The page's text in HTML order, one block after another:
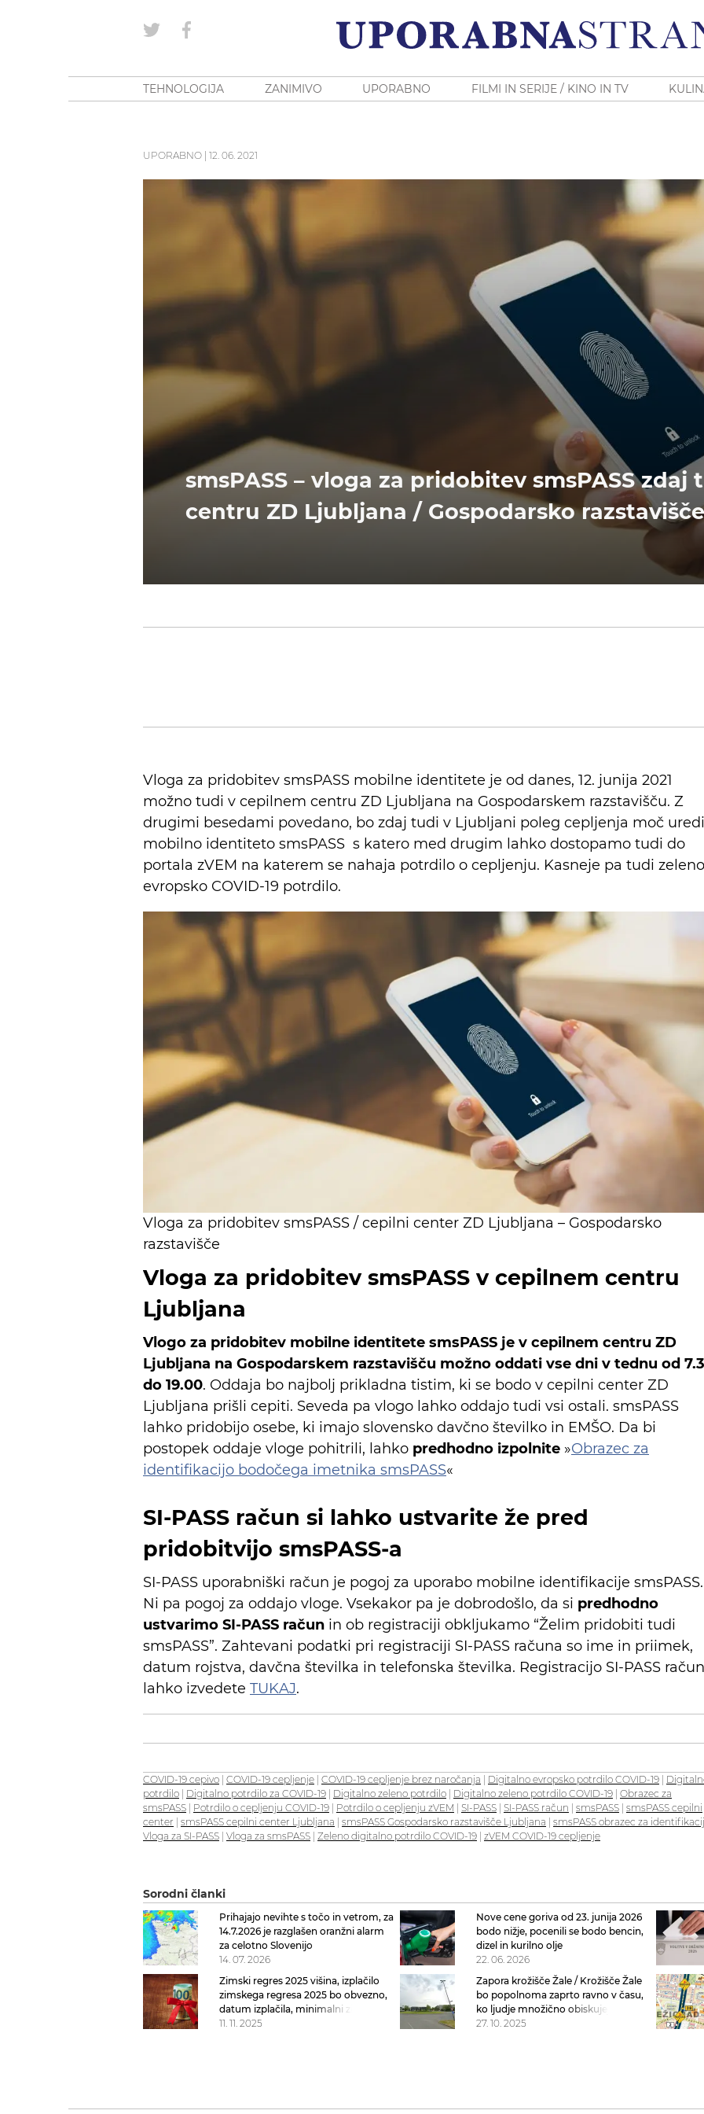
TEHNOLOGIJA ZANIMIVO UPORABNO FILMI IN SERIJE / KINO IN TV
UPORABNO 12. 06. 2021
smsPASS – vloga za pridobitev smsPASS
centru ZD Ljubljana / Gospodarsko razstavišče
Vloga za pridobitev smsPASS mobilne identitete je od danes, 12. junija 2021
možno tudi v cepilnem centru ZD Ljubljana na Gospodarskem razstavišču. Z
drugimi besedami povedano, bo zdaj tudi v Ljubljani poleg cepljenja moč
mobilno identiteto smsPASS s katero med drugim lahko dostopamo tudi do
portala zVEM na katerem se nahaja potrdilo o cepljenju. Kasneje pa tudi zeleno
evropsko COVID-19 potrdilo.
Vloga za pridobitev smsPASS / cepilni center ZD Ljubljana – Gospodarsko
razstavišče
Vloga za pridobitev smsPASS v cepilnem centru
Ljubljana
Vlogo za pridobitev mobilne identitete smsPASS je v cepilnem centru ZD
Ljubljana na Gospodarskem razstavišču možno oddati vse dni v tednu od
do 19.00. Oddaja bo najbolj prikladna tistim, ki se bodo v cepilni center ZD
Ljubljana prišli cepiti. Seveda pa vlogo lahko oddajo tudi vsi ostali. smsPASS
lahko pridobijo osebe, ki imajo slovensko davčno številko in EMŠO. Da bi
postopek oddaje vloge pohitrili, lahko predhodno izpolnite »Obrazec za
identifikacijo bodočega imetnika smsPASS«
SI-PASS račun si lahko ustvarite že pred
pridobitvijo smsPASS-a
SI-PASS uporabniški račun je pogoj za uporabo mobilne identifikacije smsPASS.
Ni pa pogoj za oddajo vloge. Vsekakor pa je dobrodošlo, da si predhodno
ustvarimo SI-PASS račun in ob registraciji obkljukamo “Želim pridobiti tudi
smsPASS”. Zahtevani podatki pri registraciji SI-PASS računa so ime in priimek,
datum rojstva, davčna številka in telefonska številka. Registracijo SI-PASS
lahko izvedete TUKAJ.
COVID-19 cepivo COVID-19 cepljenje COVID-19 cepljenje brez naročanja Digitalno evropsko potrdilo COVID-19
potrdilo
Digitalno potrdilo za COVID-19 Digitalno zeleno potrdilo Digitalno zeleno potrdilo COVID-19 Obrazec za
smsPASS
Potrdilo o cepljenju COVID-19 Potrdilo o cepljenju zVEM SI-PASS SI-PASS račun smsPASS smsPASS cepilni
center
smsPASS cepilni center Ljubljana smsPASS Gospodarsko razstavišče Ljubljana
smsPASS obrazec za
Vloga za SI-PASS Vloga za smsPASS Zeleno digitalno potrdilo COVID-19 zVEM COVID-19 cepljenje
Sorodni članki
Prihajajo nevihte s točo in vetrom, za
14.7.2026 je razglašen oranžni alarm
za celotno Slovenijo
14. 07. 2026
Nove cene goriva od 23. junija 2026
bodo nižje, pocenili se bodo bencin,
dizel in kurilno olje
22. 06. 2026
Zimski regres 2025 višina, izplačilo
zimskega regresa 2025 bo obvezno,
datum izplačila, minimalni zimski
regres
11. 11. 2025
Zapora krožišče Žale / Krožišče Žale
bo popolnoma zaprto ravno v času,
ko ljudje množično obiskujejo
grobove
27. 10. 2025